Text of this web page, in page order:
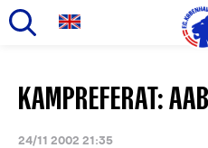
hovedindhold
Primær
navigation
KAMPREFERAT:
24/11 2002 21:35